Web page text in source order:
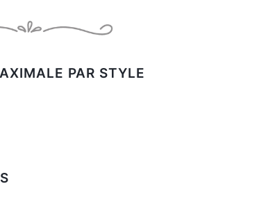
PAR STYLE